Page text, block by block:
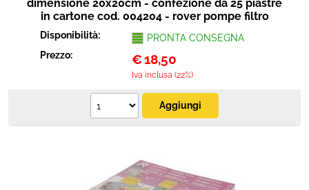
dimensione 20x20cm - confezione da 25 piastre
in cartone cod. 004204 - rover pompe filtro
Disponibilità:
PRONTA CONSEGNA
Prezzo:
€18,50
Iva inclusa (22%)